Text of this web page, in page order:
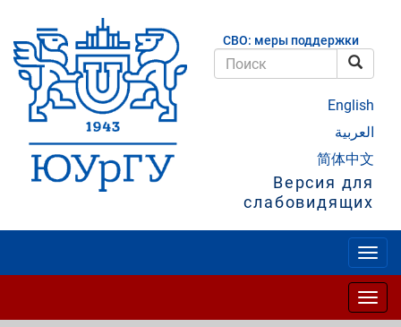
основному
содержанию
СВО: меры поддержки
English
العربية
简体中文
Версия для
слабовидящих